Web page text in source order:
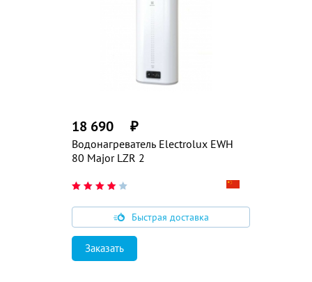
Водонагреватель Electrolux EWH
80 Major LZR 2
18 690 ₽
Быстрая доставка
Заказать